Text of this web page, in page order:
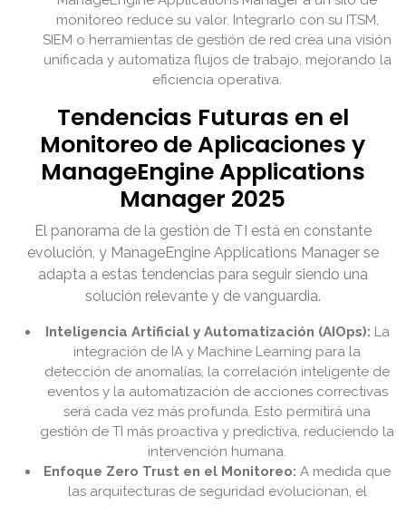
monitoreo reduce su valor. Integrarlo con su ITSM,
SIEM o herramientas de gestión de red crea una visión
unificada y automatiza flujos de trabajo, mejorando la
eficiencia operativa.
Tendencias Futuras en el
Monitoreo de Aplicaciones y
ManageEngine Applications
Manager 2025
El panorama de la gestión de TI está en constante
evolución, y ManageEngine Applications Manager se
adapta a estas tendencias para seguir siendo una
solución relevante y de vanguardia.
Inteligencia Artificial y Automatización (AIOps): La
integración de IA y Machine Learning para la
detección de anomalías, la correlación inteligente de
eventos y la automatización de acciones correctivas
será cada vez más profunda. Esto permitirá una
gestión de TI más proactiva y predictiva, reduciendo la
intervención humana.
Enfoque Zero Trust en el Monitoreo: A medida que
las arquitecturas de seguridad evolucionan, el